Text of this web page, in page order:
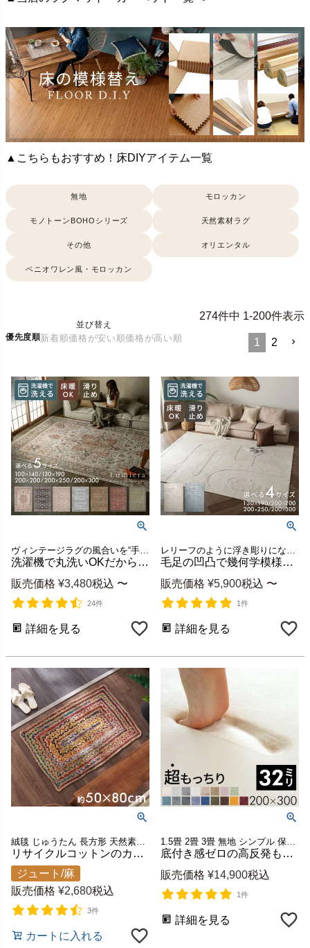
▲こちらもおすすめ！床DIYアイテム一覧
無地 モロッカン
モノトーンBOHOシリーズ 天然素材ラグ
その他 オリエンタル
ベニオワレン風・モロッカン
並び替え
優先度順新着順価格が安い順価格が高い順
274件中 1-200件表示
1 2
ヴィンテージラグの風合いを“手軽に・清潔に”楽しめるウォッシャブルラグマット
洗濯機で丸洗いOKだからいつも清潔 薄手で簡単お掃除 軽いから畳んで収納もラクにできる高級感漂うアンティーク風デザインが素敵なラグマット Lumiera [84409]
販売価格 ¥3,480税込 〜
24件
詳細を見る
レリーフのように浮き彫りになった立体模様のラグシリーズ
毛足の凹凸で幾何学模様を表現したハイローパイルラグ［Reliefa レリーファ］84416
販売価格 ¥5,900税込 〜
1件
詳細を見る
絨毯 じゅうたん 長方形 天然素材 ラグカーペット カーペット オリエンタル モロッカン ベッドサイド 寝室 リビング 玄関 寝室 海外インテリア サスティナブル 新生活 模様替え ギフト
リサイクルコットンのカラフルな織りが映える玄関マット 約50×80cm インド製 [34628]
ジュート/麻
販売価格 ¥2,680税込
3件
カートに入れる
1.5畳 2畳 3畳 無地 シンプル 保湿 敷物 マイクロファイバー ウレタン フランネル ホットカーペットカバー ラグカーペット 高反発ラグ 子供 赤ちゃん 部屋 春 夏 秋 冬 大きめ 年中
底付き感ゼロの高反発もっちり弾力ラグ ソフチェ 厚み32mm 約200×300cm 床暖房・ホットカーペット対応 全16色 [k400-200x300]
販売価格 ¥14,900税込
1件
詳細を見る